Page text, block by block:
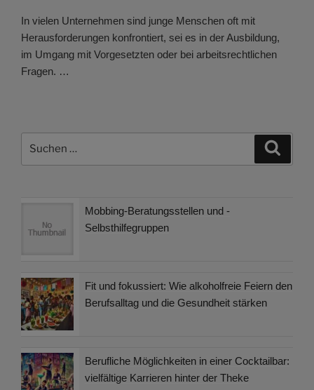
In vielen Unternehmen sind junge Menschen oft mit
Herausforderungen konfrontiert, sei es in der Ausbildung,
im Umgang mit Vorgesetzten oder bei arbeitsrechtlichen
Fragen. …
Mobbing-Beratungsstellen und -
Selbsthilfegruppen
Fit und fokussiert: Wie alkoholfreie Feiern den
Berufsalltag und die Gesundheit stärken
Berufliche Möglichkeiten in einer Cocktailbar:
vielfältige Karrieren hinter der Theke